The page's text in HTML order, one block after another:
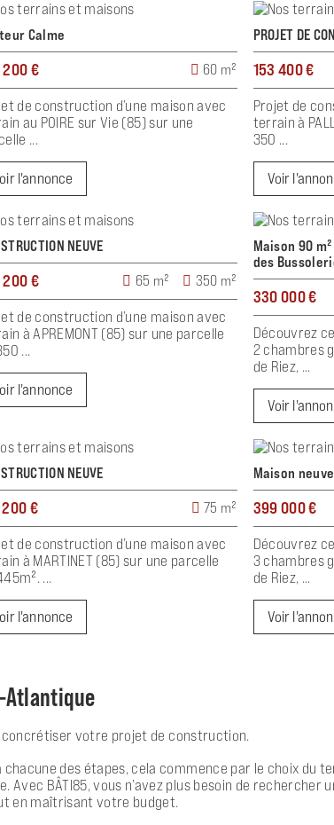
Calme
200 € 60 m²
de construction d’une maison avec
au POIRE sur Vie (85) sur une
...
l'annonce
PROJET DE
153 400 €
Projet de
terrain à
350 ...
Voir
NEUVE
200 € 65 m² 350 m²
de construction d’une maison avec
à APREMONT (85) sur une parcelle
...
l'annonce
Maison 90
des
330 000 €
Découvrez
2 chambres
de Riez, ...
Voir
NEUVE
200 € 75 m²
de construction d’une maison avec
à MARTINET (85) sur une parcelle
...
l'annonce
Maison
399 000 €
Découvrez
3 chambres
de Riez, ...
Voir
Atlantique
concrétiser votre projet de construction.
des étapes, cela commence par le choix du
BÂTI85, vous n’avez plus besoin de rechercher
en maîtrisant votre budget.